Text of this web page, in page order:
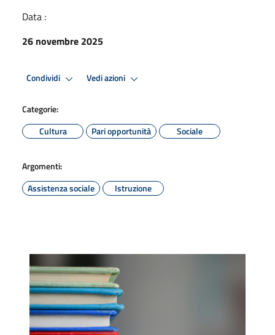
Data :
26 novembre 2025
Condividi Vedi azioni
Categorie:
Cultura
Pari opportunità Sociale
Argomenti:
Assistenza sociale
Istruzione